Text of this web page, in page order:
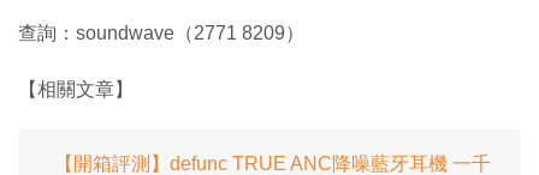
查詢：soundwave（2771 8209）
【相關文章】
【開箱評測】defunc TRUE ANC降噪藍牙耳機 一千